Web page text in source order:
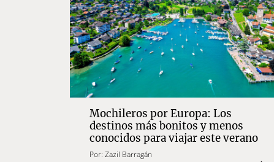
Mochileros por Europa: Los
destinos más bonitos y menos
conocidos para viajar este verano
Por: Zazil Barragán